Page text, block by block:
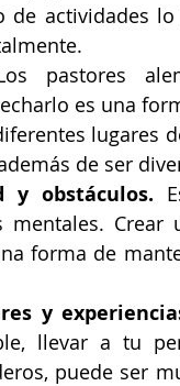
de actividades
pastores
es una
lugares
de ser
y obstáculos.
mentales.
forma de
y
llevar a tu
puede ser